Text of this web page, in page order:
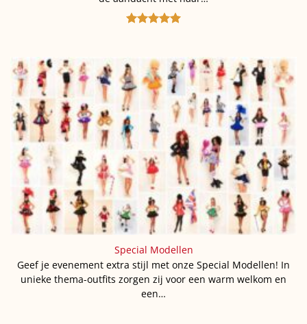
Special Modellen
Geef je evenement extra stijl met onze Special Modellen! In
unieke thema-outfits zorgen zij voor een warm welkom en
een…